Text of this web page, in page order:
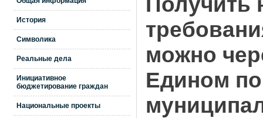
История
Символика
Реальные дела
Инициативное
бюджетирование граждан
Национальные проекты
можно
Едином